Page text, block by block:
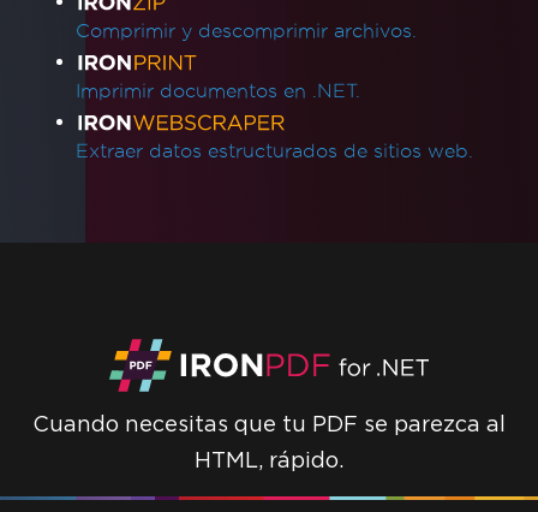
Comprimir y descomprimir archivos.
Imprimir documentos en .NET.
Extraer datos estructurados de sitios web.
Cuando necesitas que tu PDF se parezca al
HTML, rápido.